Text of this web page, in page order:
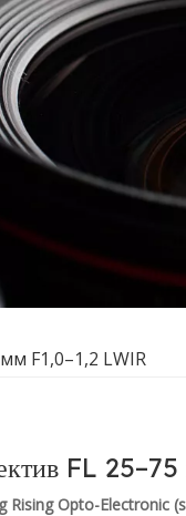
F1,0–1,2 LWIR
FL
Rising Opto-Electronic